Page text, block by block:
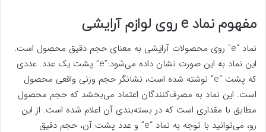
مفهوم نماد e روی لوازم آرایشی
نماد “e” روی محصولات آرایشی به معنای حجم دقیق محصول است.
این نماد به این صورت نشان داده می‌شود:”e” پشت یک عدد. عددی
که پشت “e” نوشته شده است، نشانگر حجم وزنی واقعی محصول
است. این نماد به مصرف‌کنندگان اعتماد می‌بخشد که حجم محصول
مطابق با مقداری است که در بسته‌بندی آن اعلام شده است. از این
رو، می‌توانید با توجه به نماد “e” و عدد پشت آن، حجم دقیق